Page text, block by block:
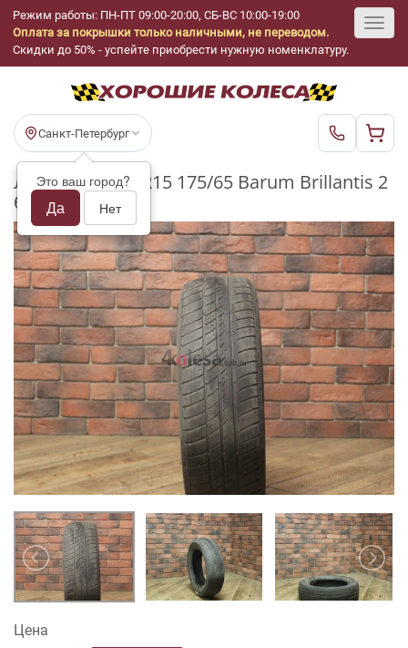
Режим работы: ПН-ПТ 09:00-20:00, СБ-ВС 10:00-19:00
Оплата за покрышки только наличными, не переводом.
Скидки до 50% - успейте приобрести нужную номенклатуру.
Санкт-Петербург
Это ваш город?
Да Нет
Летние шины R15 175/65 Barum Brillantis 2
бу (3-4 мм.)
Цена